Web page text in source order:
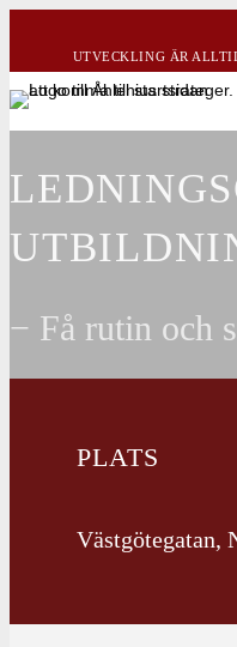
UTVECKLING ÄR
− Få rutin och
PLATS
Västgötegatan,